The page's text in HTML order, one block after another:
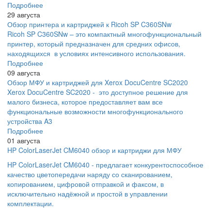
Подробнее
29 августа
Обзор принтера и картриджей к Ricoh SP C360SNw
Ricoh SP C360SNw – это компактный многофункциональный
принтер, который предназначен для средних офисов,
находящихся в условиях интенсивного использования.
Подробнее
09 августа
Обзор МФУ и картриджей для Xerox DocuCentre SC2020
Xerox DocuCentre SC2020 - это доступное решение для
малого бизнеса, которое предоставляет вам все
функциональные возможности многофункционального
устройства A3
Подробнее
01 августа
HP ColorLaserJet CM6040 обзор и картриджи для МФУ
HP ColorLaserJet CM6040 - предлагает конкурентоспособное
качество цветопередачи наряду со сканированием,
копированием, цифровой отправкой и факсом, в
исключительно надёжной и простой в управлении
комплектации.